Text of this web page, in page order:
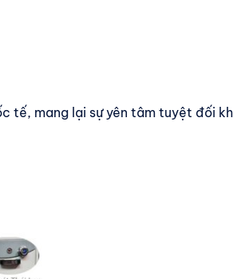
tế, mang lại sự yên tâm tuyệt đối